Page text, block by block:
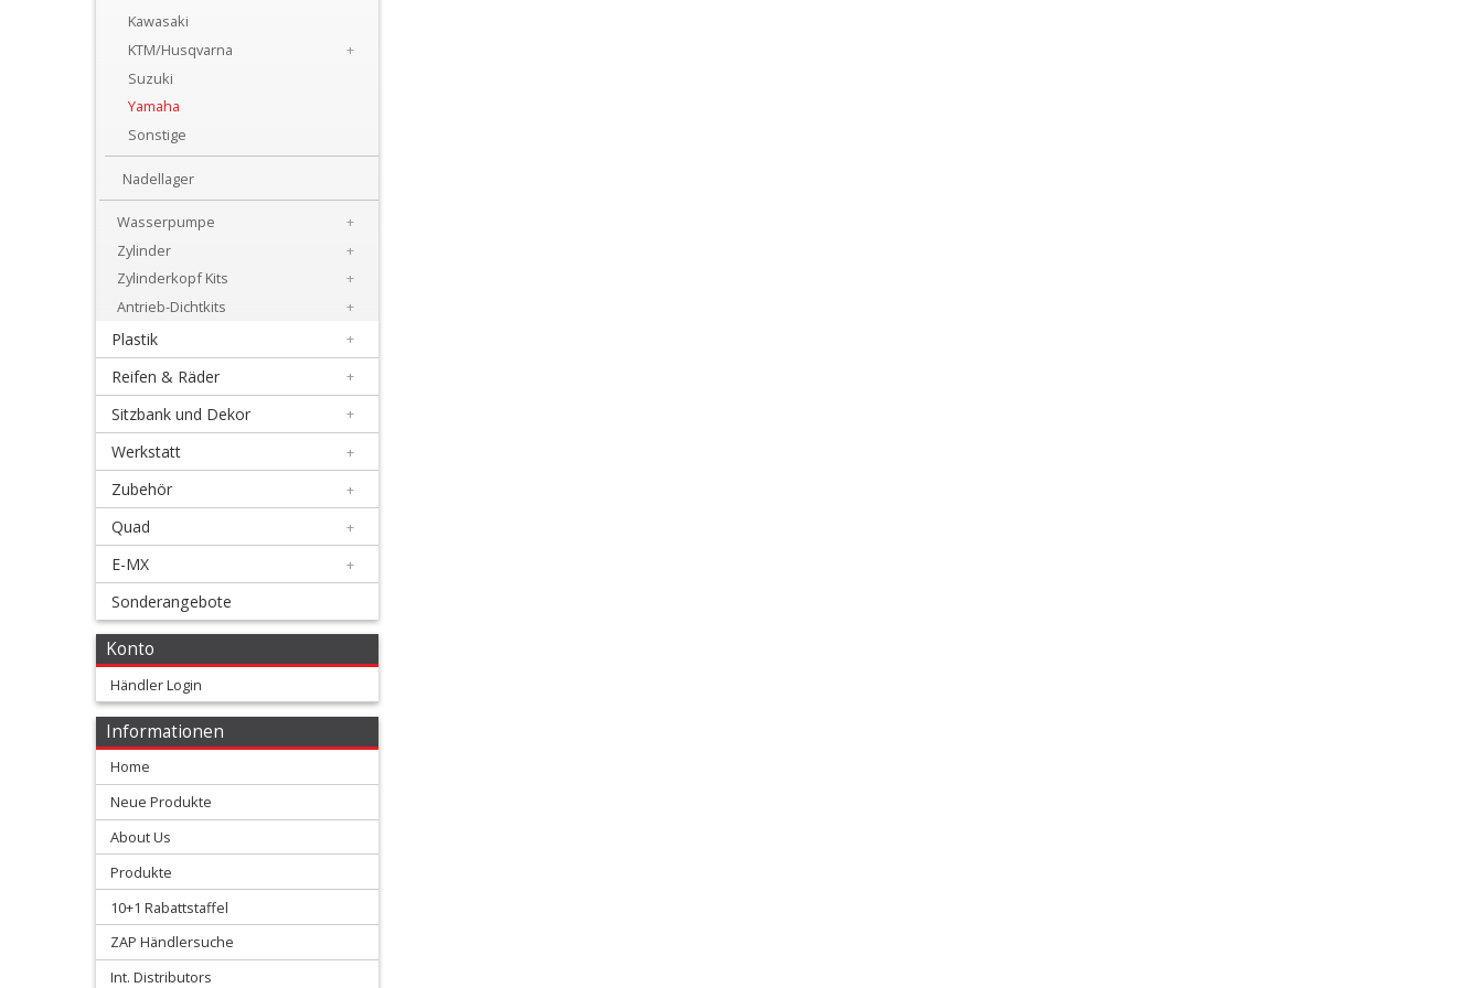
Dichtsätze
Getrieblager
Kupplungsteile
Kurbelwellenteile
Lectron
Vergaser
Membranen
Motorteile
Shim
Ventilfedern
Vergaser/Einspritzteile
Vertex
Kolben
Kawasaki
KTM/Husqvarna
+
Suzuki
Yamaha
Sonstige
Nadellager
Wasserpumpe
+
Zylinder
+
Zylinderkopf Kits
+
Antrieb-Dichtkits
+
Plastik +
Reifen & Räder +
Sitzbank und Dekor +
Werkstatt +
Zubehör +
Quad +
E-MX +
Sonderangebote
Konto
Händler Login
Informationen
Home
Neue Produkte
About Us
Produkte
10+1 Rabattstaffel
ZAP Händlersuche
Int. Distributors